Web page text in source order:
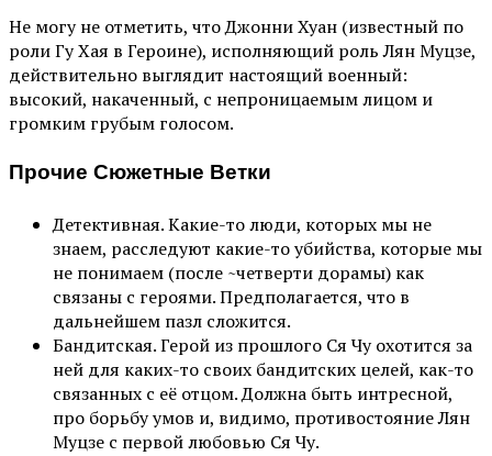
Не могу не отметить, что Джонни Хуан (известный по
роли Гу Хая в Героине), исполняющий роль Лян Муцзе,
действительно выглядит настоящий военный:
высокий, накаченный, с непроницаемым лицом и
громким грубым голосом.
Прочие Сюжетные Ветки
Детективная. Какие-то люди, которых мы не
знаем, расследуют какие-то убийства, которые мы
не понимаем (после ~четверти дорамы) как
связаны с героями. Предполагается, что в
дальнейшем пазл сложится.
Бандитская. Герой из прошлого Ся Чу охотится за
ней для каких-то своих бандитских целей, как-то
связанных с её отцом. Должна быть интресной,
про борьбу умов и, видимо, противостояние Лян
Муцзе с первой любовью Ся Чу.